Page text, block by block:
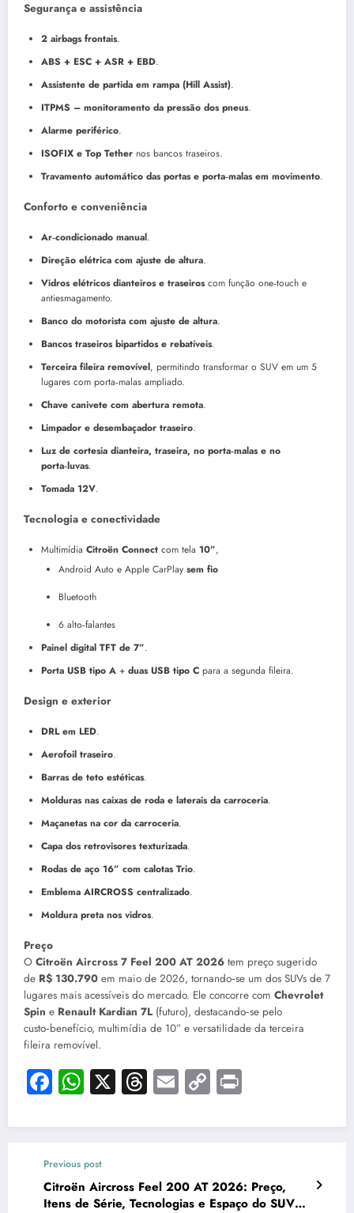
Segurança e assistência
2 airbags frontais.
ABS + ESC + ASR + EBD.
Assistente de partida em rampa (Hill Assist).
ITPMS – monitoramento da pressão dos pneus.
Alarme periférico.
ISOFIX e Top Tether nos bancos traseiros.
Travamento automático das portas e porta‑malas em movimento.
Conforto e conveniência
Ar‑condicionado manual.
Direção elétrica com ajuste de altura.
Vidros elétricos dianteiros e traseiroscom função one‑touch e
antiesmagamento.
Banco do motorista com ajuste de altura.
Bancos traseiros bipartidos e rebatíveis.
Terceira fileira removível, permitindo transformar o SUV em um 5
lugares com porta‑malas ampliado.
Chave canivete com abertura remota.
Limpador e desembaçador traseiro.
Luz de cortesia dianteira, traseira, no porta‑malas e no
porta‑luvas.
Tomada 12V.
Tecnologia e conectividade
Multimídia Citroën Connect com tela 10”,
Android Auto e Apple CarPlay sem fio
Bluetooth
6 alto‑falantes
Painel digital TFT de 7”.
Porta USB tipo A + duas USB tipo C para a segunda fileira.
Design e exterior
DRL em LED.
Aerofoil traseiro.
Barras de teto estéticas.
Molduras nas caixas de roda e laterais da carroceria.
Maçanetas na cor da carroceria.
Capa dos retrovisores texturizada.
Rodas de aço 16” com calotas Trio.
Emblema AIRCROSS centralizado.
Moldura preta nos vidros.
Preço
O Citroën Aircross 7 Feel 200 AT 2026 tem preço sugerido
de R$ 130.790 em maio de 2026, tornando‑se um dos SUVs de 7
lugares mais acessíveis do mercado. Ele concorre com Chevrolet
Spin e Renault Kardian 7L (futuro), destacando‑se pelo
custo‑benefício, multimídia de 10” e versatilidade da terceira
fileira removível.
Facebook
WhatsApp
X Threads
Email
Copy
Link
Previous post
Citroën Aircross Feel 200 AT 2026: Preço,
Itens de Série, Tecnologias e Espaço do SUV